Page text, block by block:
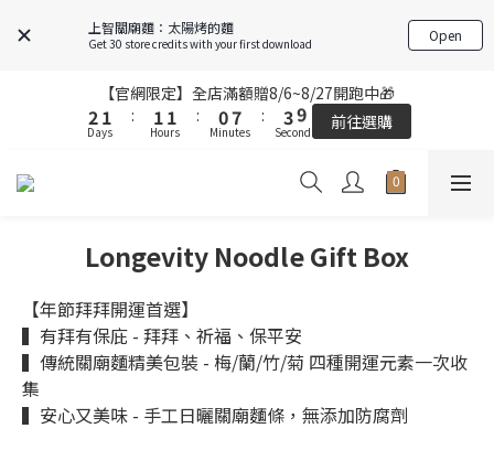
上智關廟麵：太陽烤的麵
Get 30 store credits with your first download Open
【官網限定】全店滿額贈8/6~8/27開跑中🎁
6
5
2
1
5
4
2
1
0
Days
:
5
4
2
1
0
5
4
2
1
0
Hours
:
4
3
1
0
8
7
6
1
Minutes
:
6
4
3
2
9
8
7
6
5
2
Seconds 前往選購
【官網限定】全店滿額贈8/6~8/27開跑中🎁
5
4
2
1
4
3
2
1
0
Days
:
4
3
2
1
0
4
3
2
1
0
Hours
:
3
2
1
0
9
8
7
6
1
0
Minutes
:
5
4
3
2
9
8
7
5
2
1
Seconds 前往選購
FREE SHIPPING on 7-11 pickup orders over NT$439
【結帳提醒】下單前請再次確認品項及數量。修改、取消訂單請洽
客服，線上付款退款將酌收金流手續費。
【官網限定】全店滿額贈8/6~8/27開跑中🎁
6
5
3
2
1
5
4
2
1
0
Days
:
5
4
3
2
1
0
5
4
2
1
0
Hours
:
9
4
3
0 7
6
4
Minutes
:
7
6
3
2
0
8
7
5
Seconds
Longevity Noodle Gift Box
【年節拜拜開運首選】
▍有拜有保庇 - 拜拜、祈福、保平安
▍傳統關廟麵精美包裝 - 梅/蘭/竹/菊 四種開運元素一次收
集
▍安心又美味 - 手工日曬關廟麵條，無添加防腐劑